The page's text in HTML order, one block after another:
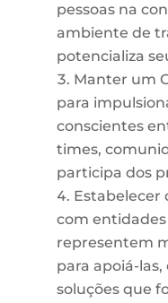
pessoas na
ambiente de
potencializa
Manter um
para
conscientes
times,
participa dos
Estabelecer
com
representem
para apoiá-
soluções que